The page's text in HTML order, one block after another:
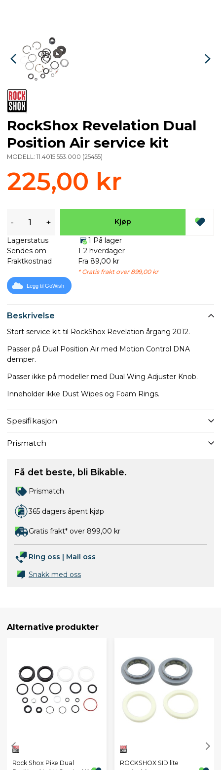
Beskrivelse
Stort service kit til RockShox Revelation årgang 2012.
Passer på Dual Position Air med Motion Control DNA
demper.
Passer ikke på modeller med Dual Wing Adjuster Knob.
Inneholder ikke Dust Wipes og Foam Rings.
Spesifikasjon
Prismatch
RockShox Revelation Dual
Position Air service kit
MODELL: 11.4015.553.000 (25455)
225,00 kr
- + Kjøp
Lagerstatus
1 På lager
Sendes om
1-2 hverdager
Fraktkostnad
Fra 89,00 kr
* Gratis frakt over 899,00 kr
Legg til GoWish
Få det beste, bli Bikable.
Prismatch
365 dagers åpent kjøp
Gratis frakt* over 899,00 kr
Ring oss | Mail oss
Snakk med oss
Alternative produkter
Rock Shox Pike Dual
ROCKSHOX SID lite